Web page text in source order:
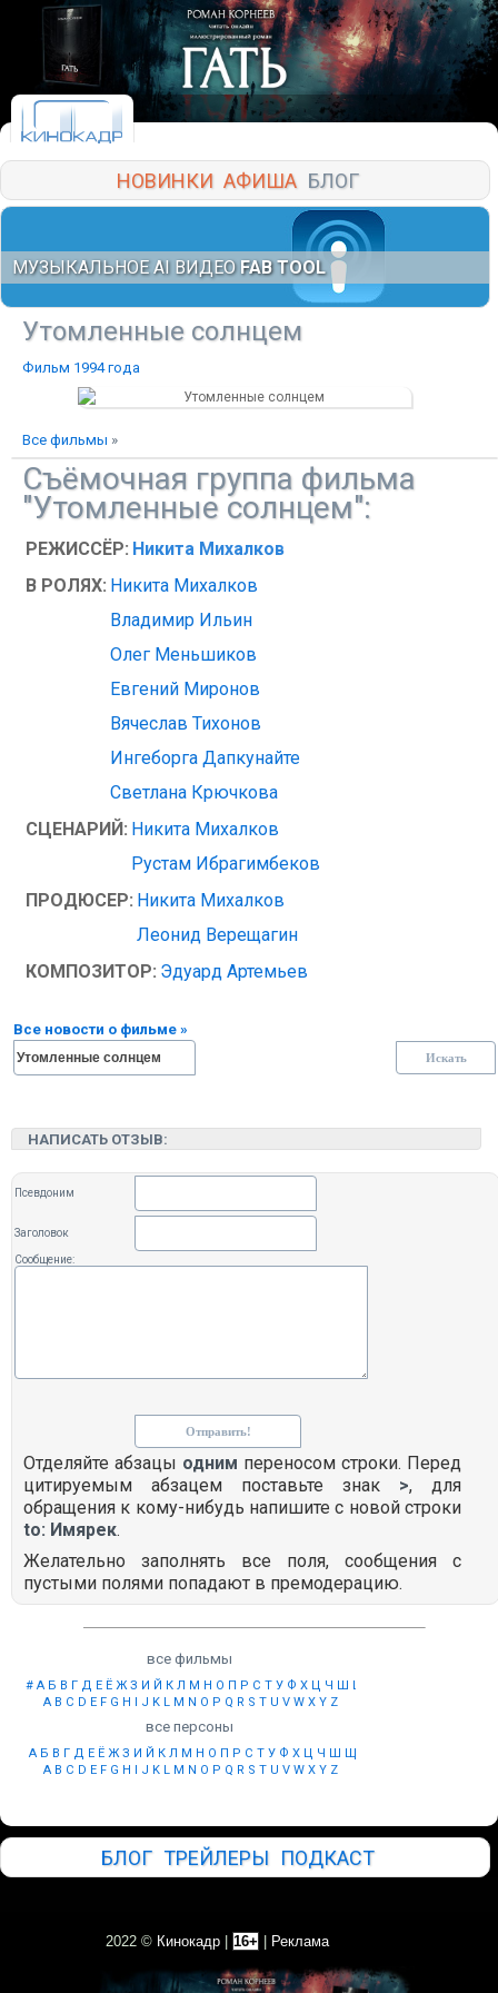
НОВИНКИ АФИША БЛОГ
МУЗЫКАЛЬНОЕ AI ВИДЕО FAB TOOL
Утомленные солнцем
Фильм 1994 года
Все фильмы »
Съёмочная группа фильма
"Утомленные солнцем":
РЕЖИССЁР: Никита Михалков
В РОЛЯХ: Никита Михалков
Владимир Ильин
Олег Меньшиков
Евгений Миронов
Вячеслав Тихонов
Ингеборга Дапкунайте
Светлана Крючкова
СЦЕНАРИЙ: Никита Михалков
Рустам Ибрагимбеков
ПРОДЮСЕР: Никита Михалков
Леонид Верещагин
КОМПОЗИТОР: Эдуард Артемьев
Все новости о фильме »
НАПИСАТЬ ОТЗЫВ:
Псевдоним
Заголовок
Сообщение:
Отделяйте абзацы одним переносом строки. Перед
цитируемым абзацем поставьте знак >, для
обращения к кому-нибудь напишите с новой строки
to: Имярек.
Желательно заполнять все поля, сообщения с
пустыми полями попадают в премодерацию.
все фильмы
# А Б В Г Д Е Ё Ж З И Й К Л М Н О П Р С Т У Ф Х Ц Ч Ш Щ
A B C D E F G H I J K L M N O P Q R S T U V W X Y Z
все персоны
А Б В Г Д Е Ё Ж З И Й К Л М Н О П Р С Т У Ф Х Ц Ч Ш Щ
A B C D E F G H I J K L M N O P Q R S T U V W X Y Z
БЛОГ ТРЕЙЛЕРЫ ПОДКАСТ
2022 © Кинокадр 16+ Реклама